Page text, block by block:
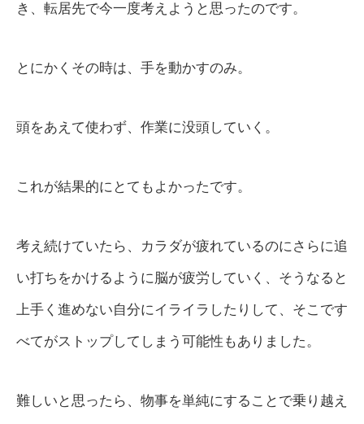
き、転居先で今一度考えようと思ったのです。
とにかくその時は、手を動かすのみ。
頭をあえて使わず、作業に没頭していく。
これが結果的にとてもよかったです。
考え続けていたら、カラダが疲れているのにさらに追
い打ちをかけるように脳が疲労していく、そうなると
上手く進めない自分にイライラしたりして、そこです
べてがストップしてしまう可能性もありました。
難しいと思ったら、物事を単純にすることで乗り越え